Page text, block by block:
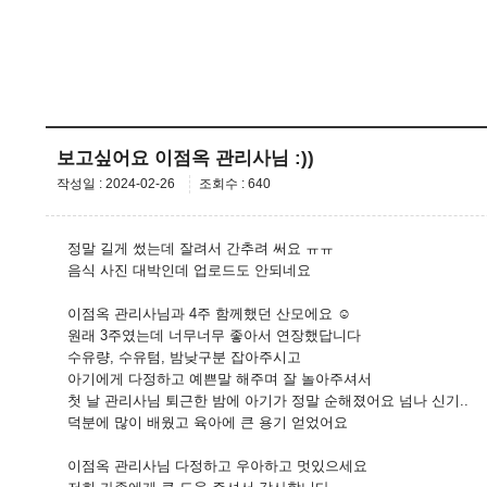
보고싶어요 이점옥 관리사님 :))
작성일 : 2024-02-26 조회수 : 640
정말 길게 썼는데 잘려서 간추려 써요 ㅠㅠ
음식 사진 대박인데 업로드도 안되네요
이점옥 관리사님과 4주 함께했던 산모에요 ☺️
원래 3주였는데 너무너무 좋아서 연장했답니다
수유량, 수유텀, 밤낮구분 잡아주시고
아기에게 다정하고 예쁜말 해주며 잘 놀아주셔서
첫 날 관리사님 퇴근한 밤에 아기가 정말 순해졌어요 넘나 신기..
덕분에 많이 배웠고 육아에 큰 용기 얻었어요
이점옥 관리사님 다정하고 우아하고 멋있으세요